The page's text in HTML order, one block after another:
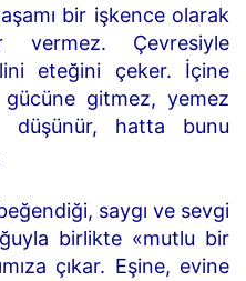
bir işkence olarak
vermez. Çevresiyle
eteğini çeker. İçine
gücüne gitmez, yemez
düşünür, hatta bunu
saygı ve sevgi
birlikte «mutlu bir
çıkar. Eşine, evine